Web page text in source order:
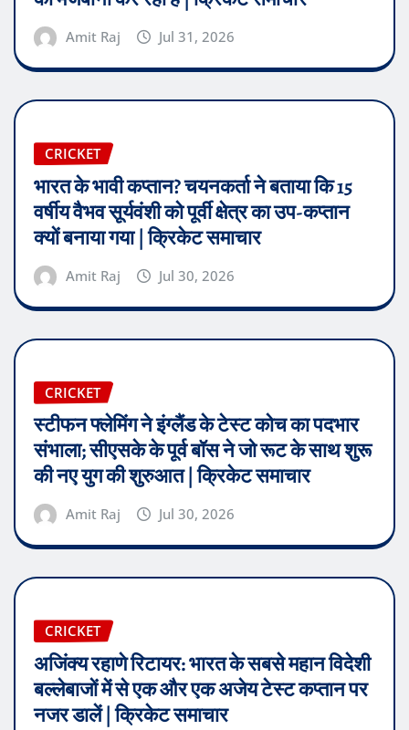
Amit Raj Jul 31, 2026
CRICKET
भारत के भावी कप्तान? चयनकर्ता ने बताया कि 15
वर्षीय वैभव सूर्यवंशी को पूर्वी क्षेत्र का उप-कप्तान
क्यों बनाया गया | क्रिकेट समाचार
Amit Raj Jul 30, 2026
CRICKET
स्टीफन फ्लेमिंग ने इंग्लैंड के टेस्ट कोच का पदभार
संभाला; सीएसके के पूर्व बॉस ने जो रूट के साथ शुरू
की नए युग की शुरुआत | क्रिकेट समाचार
Amit Raj Jul 30, 2026
CRICKET
अजिंक्य रहाणे रिटायर: भारत के सबसे महान विदेशी
बल्लेबाजों में से एक और एक अजेय टेस्ट कप्तान पर
नजर डालें | क्रिकेट समाचार